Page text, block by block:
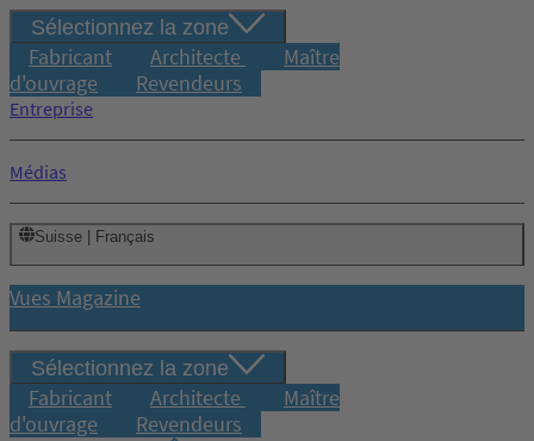
Sélectionnez la zone
Fabricant Architecte
Maître
d'ouvrage
Revendeurs
Entreprise
Médias
Suisse | Français
Vues Magazine
Sélectionnez la zone
Fabricant Architecte
Maître
d'ouvrage
Revendeurs